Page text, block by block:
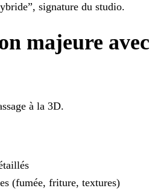
signature du studio.
majeure avec
à la 3D.
(fumée, friture, textures)